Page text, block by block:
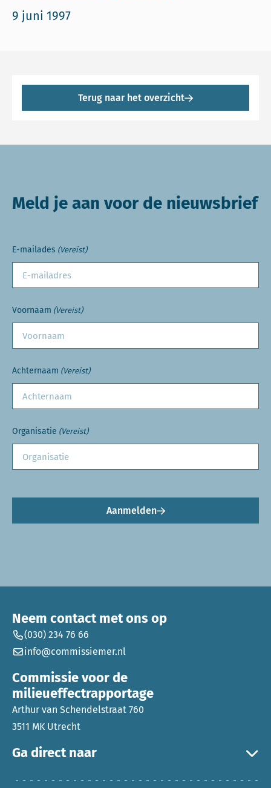
9 juni 1997
Terug naar het overzicht
Meld je aan voor de nieuwsbrief
E-mailades (Vereist)
Voornaam (Vereist)
Achternaam (Vereist)
Organisatie (Vereist)
Aanmelden
Ga direct naar
Neem contact met ons op
(030) 234 76 66
info@commissiemer.nl
Commissie voor de
milieueffectrapportage
Arthur van Schendelstraat 760
3511 MK Utrecht